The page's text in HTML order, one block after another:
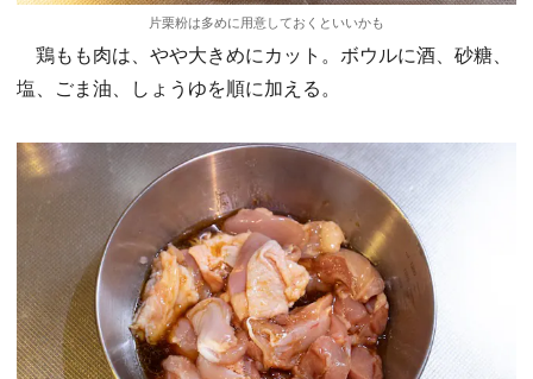
片栗粉は多めに用意しておくといいかも
鶏もも肉は、やや大きめにカット。ボウルに酒、砂糖、
塩、ごま油、しょうゆを順に加える。